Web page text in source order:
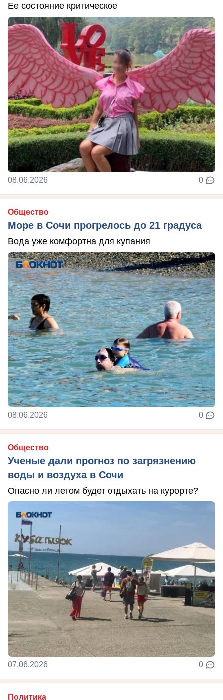
Ее состояние критическое
08.06.2026 0
Общество
Море в Сочи прогрелось до 21 градуса
Вода уже комфортна для купания
08.06.2026 0
Общество
Ученые дали прогноз по загрязнению
воды и воздуха в Сочи
Опасно ли летом будет отдыхать на курорте?
07.06.2026 0
Политика